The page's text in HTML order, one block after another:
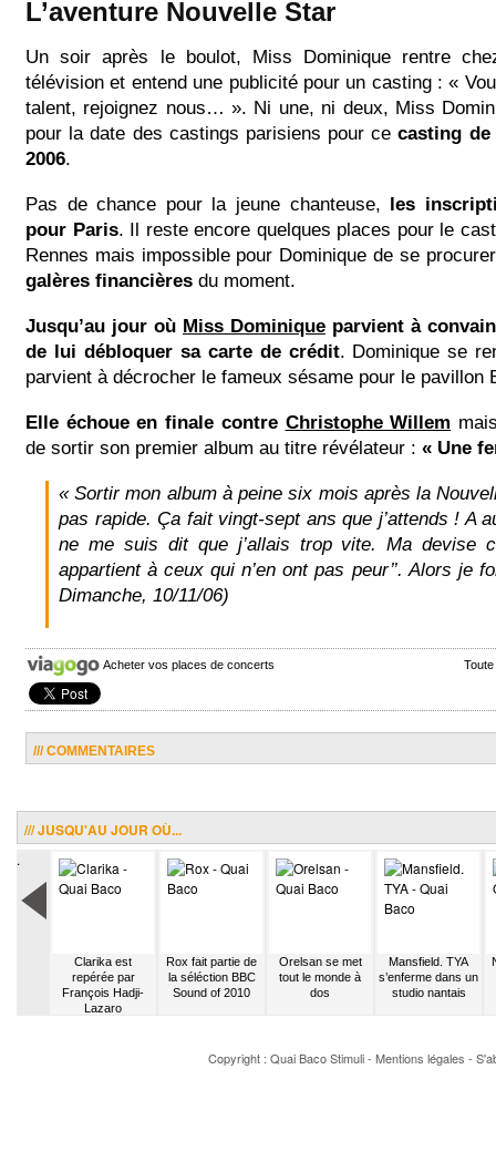
L’aventure Nouvelle Star
Un soir après le boulot, Miss Dominique rentre
télévision et entend une publicité pour un casting : «
talent, rejoignez nous… ». Ni une, ni deux, Miss
pour la date des castings parisiens pour cecasting de
2006.
Pas de chance pour la jeune chanteuse, les
pour Paris. Il reste encore quelques places pour le
Rennes mais impossible pour Dominique de se
galères financières du moment.
Jusqu’au jour où Miss Dominique parvient à
de lui débloquer sa carte de crédit. Dominique se
parvient à décrocher le fameux sésame pour le pavillon
Elle échoue en finale contre Christophe Willem
de sortir son premier album au titre révélateur : « Une
« Sortir mon album à peine six mois après la
pas rapide. Ça fait vingt-sept ans que j’attends ! A
ne me suis dit que j’allais trop vite. Ma devise
appartient à ceux qui n’en ont pas peur’’. Alors je
Dimanche, 10/11/06)
Acheter vos places de concerts
/// COMMENTAIRES
/// JUSQU'AU JOUR OÙ...
.
Clarika est
repérée par
François Hadji-
Lazaro
Rox fait partie de
la séléction BBC
Sound of 2010
Orelsan se met
tout le monde à
dos
Mansfield. TYA
s’enferme dans un
studio nantais
Copyright : Quai BacoStimuli- Mentions légales -